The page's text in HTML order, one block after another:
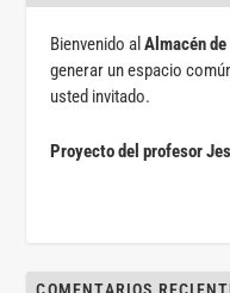
Bienvenido alAlmacén de
generar un espacio
usted invitado.
Proyecto del profesor
COMENTARIOS